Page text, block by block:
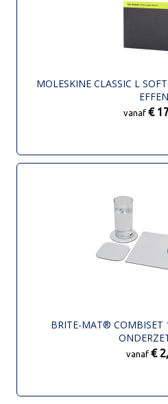
MOLESKINE CLASSIC L
EFFEN
vanaf €
BRITE-MAT® COMBISET
vanaf €